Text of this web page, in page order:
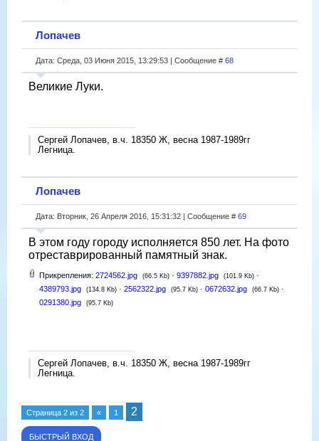
Лопачев
Дата: Среда, 03 Июня 2015, 13:29:53 | Сообщение # 68
Великие Луки.
Сергей Лопачев, в.ч. 18350 Ж, весна 1987-1989гг
Легница.
Лопачев
Дата: Вторник, 26 Апреля 2016, 15:31:32 | Сообщение # 69
В этом году городу исполняется 850 лет. На фото
отреставрированный памятный знак.
Прикрепления: 2724562.jpg (66.5 Kb) · 9397882.jpg (101.9 Kb) ·
4389793.jpg
(134.8 Kb) · 2562322.jpg (95.7 Kb) · 0672632.jpg (66.7 Kb) ·
0291380.jpg
(95.7 Kb)
Сергей Лопачев, в.ч. 18350 Ж, весна 1987-1989гг
Легница.
Страница 2 из 2 « 1 2